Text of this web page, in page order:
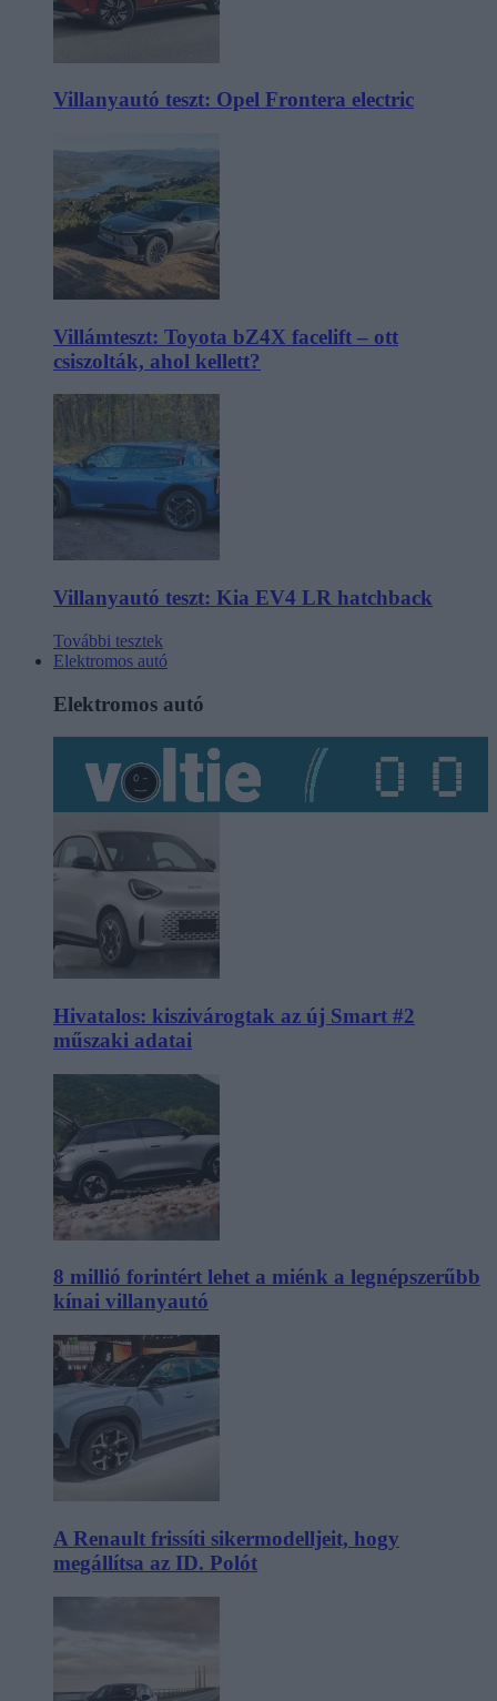
Villanyautó teszt: Opel Frontera electric
Villámteszt: Toyota bZ4X facelift – ott
csiszolták, ahol kellett?
Villanyautó teszt: Kia EV4 LR hatchback
További tesztek
Elektromos autó
Elektromos autó
Hivatalos: kiszivárogtak az új Smart #2
műszaki adatai
8 millió forintért lehet a miénk a legnépszerűbb
kínai villanyautó
A Renault frissíti sikermodelljeit, hogy
megállítsa az ID. Polót